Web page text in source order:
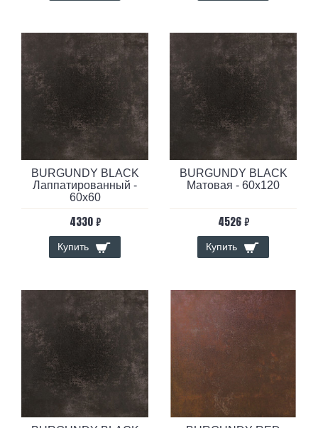
BURGUNDY BLACK
Лаппатированный -
60x60
4330 ₽
Купить
BURGUNDY BLACK
Матовая - 60x120
4526 ₽
Купить